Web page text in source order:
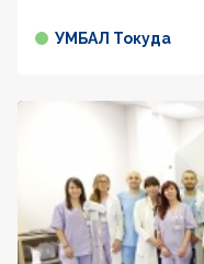
УМБАЛ Токуда